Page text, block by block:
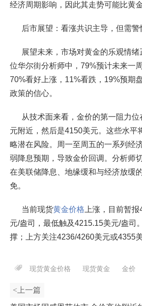
经济周期影响，因此其走势可能比黄
后市展望：看涨共识主导，但需警
展望未来，市场对黄金的乐观情
位华尔街分析师中，79%预计未来一
70%看好上涨，11%看跌，19%预期
政策的信心。
从技术面来看，金价的第一阻力
元附近，然后是4150美元。这些水
略潜在风险。周一至周五的一系列经
弱降息预期，导致金价回调。分析师
在美联储降息、地缘缓和与经济放缓
免。
当前现货黄金价格 上涨，目前暂
元/盎司，最低触及4215.15美元/盎司
撑；上方关注4236/4260美元或4355
现货黄金价格 现货黄金 金价
<上一篇